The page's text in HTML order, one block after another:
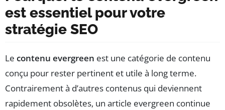
est essentiel pour votre
stratégie SEO
Le contenu evergreen est une catégorie de contenu
conçu pour rester pertinent et utile à long terme.
Contrairement à d’autres contenus qui deviennent
rapidement obsolètes, un article evergreen continue